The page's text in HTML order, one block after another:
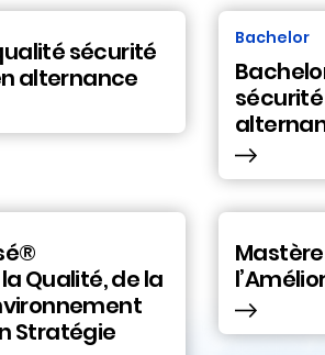
sécurité
alternance
Bachelor
Qualité, de la
Stratégie